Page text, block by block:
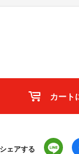
カート
ェアする